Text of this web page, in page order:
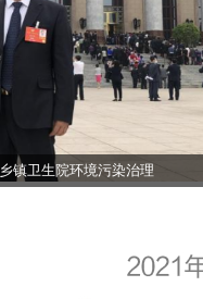
镇卫生院环境污染治理